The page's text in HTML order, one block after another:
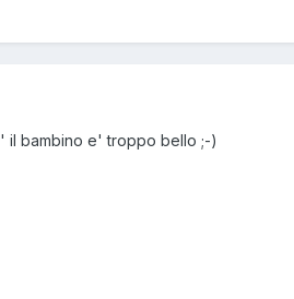
il bambino e' troppo bello ;-)